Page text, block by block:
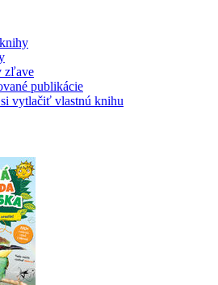
zľave
publikácie
vytlačiť vlastnú knihu